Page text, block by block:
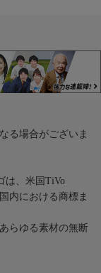
る場合がございま
は、米国TiVo
内における商標ま
らゆる素材の無断